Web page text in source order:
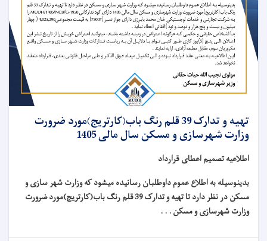
تهیه و تدارک 39 قلم رنگ باب(کارتریج)مورد ضرورت
وزارت شهرسازی و مسکن سال مالی 1405
اطلاعیه تصمیم اعطای قرارداد
بدینوسیله به اطلاع عموم داوطلبان رسانیده میشود که وزارت شهر سازی و
مسکن در نظر دارد تا تهیه و تدارک 39 قلم رنگ باب(کارتریج)مورد ضرورت
وزارت شهرسازی و مسکن . . .